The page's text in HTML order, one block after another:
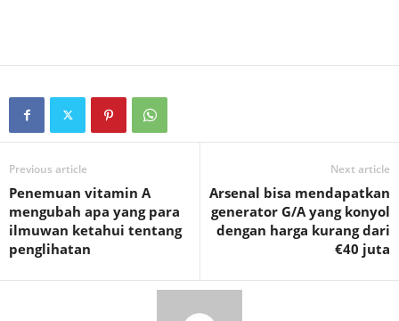
Previous article
Penemuan vitamin A
mengubah apa yang para
ilmuwan ketahui tentang
penglihatan
Next article
Arsenal bisa mendapatkan
generator G/A yang konyol
dengan harga kurang dari
€40 juta